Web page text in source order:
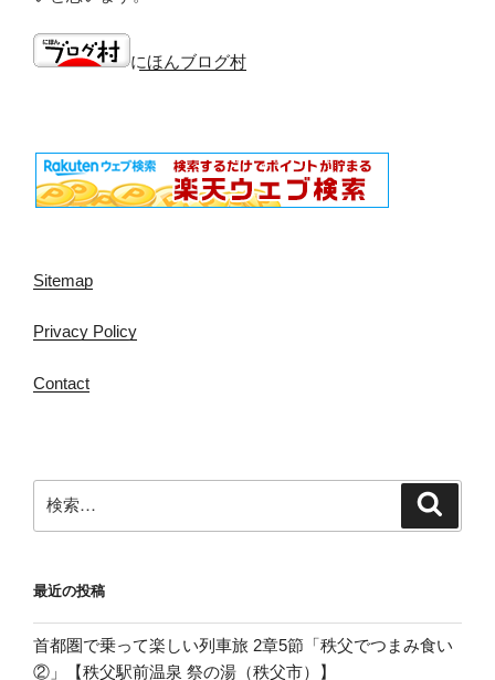
にほんブログ村
Sitemap
Privacy Policy
Contact
索:
最近の投稿
首都圏で乗って楽しい列車旅 2章5節「秩父でつまみ食い
②」【秩父駅前温泉 祭の湯（秩父市）】